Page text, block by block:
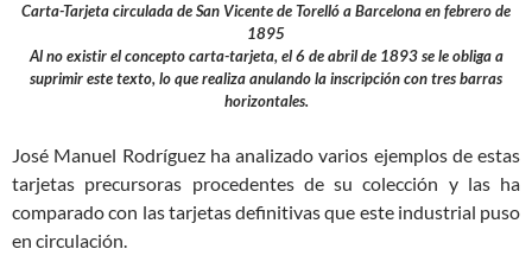
Carta-Tarjeta circulada de San Vicente de Torelló a Barcelona en febrero de
1895
Al no existir el concepto carta-tarjeta, el 6 de abril de 1893 se le obliga a
suprimir este texto, lo que realiza anulando la inscripción con tres barras
horizontales.
José Manuel Rodríguez ha analizado varios ejemplos de estas
tarjetas precursoras procedentes de su colección y las ha
comparado con las tarjetas definitivas que este industrial puso
en circulación.